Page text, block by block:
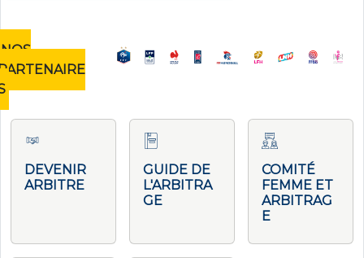
NOS
DEVENIR
ARBITRE
GUIDE DE
L'ARBITRA
GE
COMITÉ
FEMME ET
ARBITRAG
E